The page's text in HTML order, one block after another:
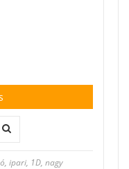
ipari, 1D, nagy